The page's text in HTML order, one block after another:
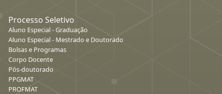
Processo Seletivo
Aluno Especial - Graduação
Aluno Especial - Mestrado e Doutorado
Bolsas e Programas
Corpo Docente
Pós-doutorado
PPGMAT
PROFMAT